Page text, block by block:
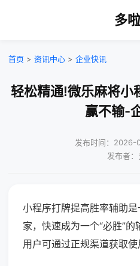
多
首页 > 资讯中心 > 企业快讯
轻松精通!微乐麻将小
赢不输-
发布时间：2026-
发布者
小程序打牌提高胜率辅助
家，快速成为一个“必胜”
用户可通过正规渠道获取使